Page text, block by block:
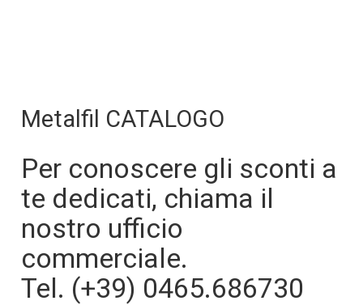
Metalfil CATALOGO
Per conoscere gli sconti a
te dedicati, chiama il
nostro ufficio
commerciale.
Tel. (+39) 0465.686730